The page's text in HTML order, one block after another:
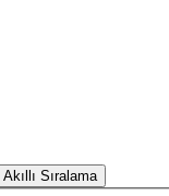
Akıllı Sıralama